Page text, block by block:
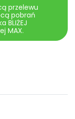
przelewu
pobrań
BLIŻEJ
MAX.